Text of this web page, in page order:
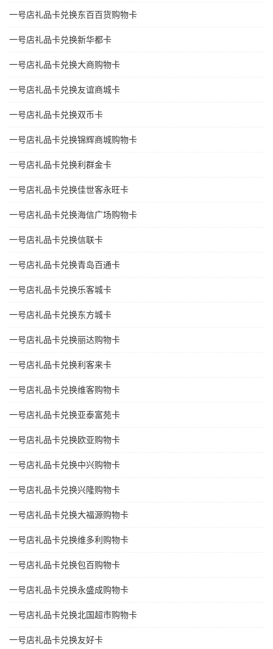
一号店礼品卡兑换东百百货购物卡
一号店礼品卡兑换新华都卡
一号店礼品卡兑换大商购物卡
一号店礼品卡兑换友谊商城卡
一号店礼品卡兑换双币卡
一号店礼品卡兑换锦辉商城购物卡
一号店礼品卡兑换利群金卡
一号店礼品卡兑换佳世客永旺卡
一号店礼品卡兑换海信广场购物卡
一号店礼品卡兑换信联卡
一号店礼品卡兑换青岛百通卡
一号店礼品卡兑换乐客城卡
一号店礼品卡兑换东方城卡
一号店礼品卡兑换丽达购物卡
一号店礼品卡兑换利客来卡
一号店礼品卡兑换维客购物卡
一号店礼品卡兑换亚泰富苑卡
一号店礼品卡兑换欧亚购物卡
一号店礼品卡兑换中兴购物卡
一号店礼品卡兑换兴隆购物卡
一号店礼品卡兑换大福源购物卡
一号店礼品卡兑换维多利购物卡
一号店礼品卡兑换包百购物卡
一号店礼品卡兑换永盛成购物卡
一号店礼品卡兑换北国超市购物卡
一号店礼品卡兑换友好卡